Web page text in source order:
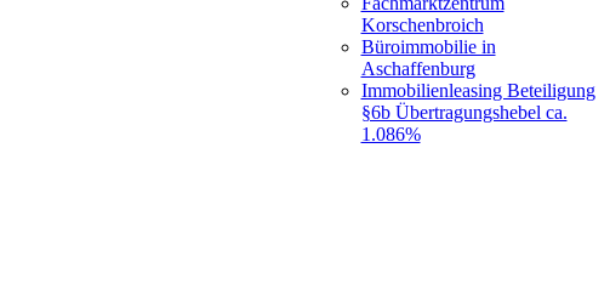
Korschenbroich
Büroimmobilie in
Aschaffenburg
Immobilienleasing Beteiligung
§6b Übertragungshebel ca.
1.086%